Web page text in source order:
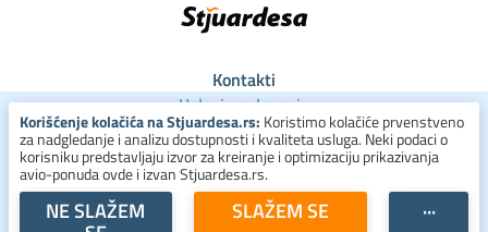
Kontakti
Uslovi poslovanja
Uslovi za kolačiće
Zaštita ličnih podataka
+381 800 300 137
Korišćenje kolačića na Stjuardesa.rs: Koristimo kolačiće prvenstveno
za nadgledanje i analizu dostupnosti i kvaliteta usluga. Neki podaci o
korisniku predstavljaju izvor za kreiranje i optimizaciju prikazivanja
avio-ponuda ovde i izvan Stjuardesa.rs.
NE SLAŽEM SLAŽEM SE ···